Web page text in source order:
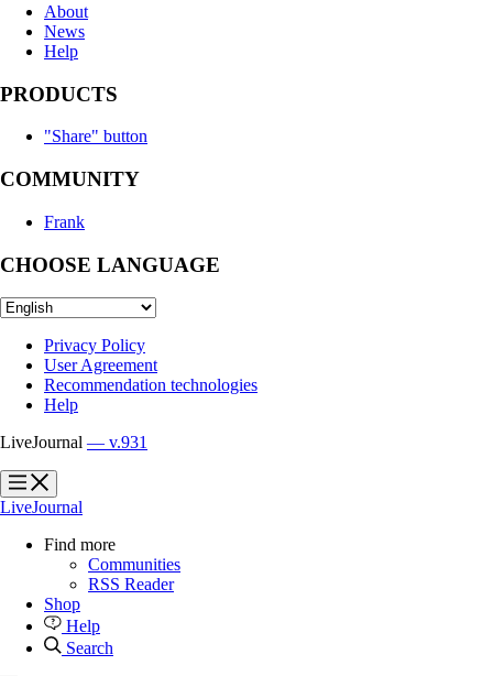
About
News
Help
PRODUCTS
"Share" button
COMMUNITY
Frank
CHOOSE LANGUAGE
Privacy Policy
User Agreement
Recommendation technologies
Help
LiveJournal — v.931
?
?
LiveJournal
Find more
Communities
RSS Reader
Shop
Help
Search